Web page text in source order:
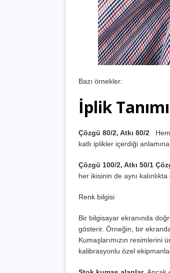
Bazı örnekler:
İplik Tanımı
Çözgü 80/2, Atkı 80/2
katlı iplikler içerdiği
Çözgü 100/2, Atkı 50/1
her ikisinin de aynı
Renk bilgisi
Bir bilgisayar ekranında
gösterir. Örneğin, bir
Kumaşlarımızın
kalibrasyonlu özel